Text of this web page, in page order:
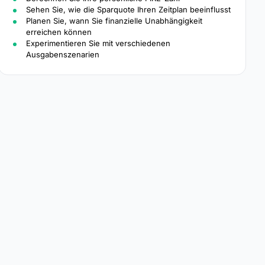
Sehen Sie, wie die Sparquote Ihren Zeitplan beeinflusst
Planen Sie, wann Sie finanzielle Unabhängigkeit
erreichen können
Experimentieren Sie mit verschiedenen
Ausgabenszenarien